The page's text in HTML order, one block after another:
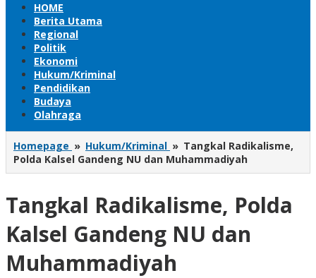
HOME
Berita Utama
Regional
Politik
Ekonomi
Hukum/Kriminal
Pendidikan
Budaya
Olahraga
Homepage » Hukum/Kriminal » Tangkal Radikalisme,
Polda Kalsel Gandeng NU dan Muhammadiyah
Tangkal Radikalisme, Polda
Kalsel Gandeng NU dan
Muhammadiyah